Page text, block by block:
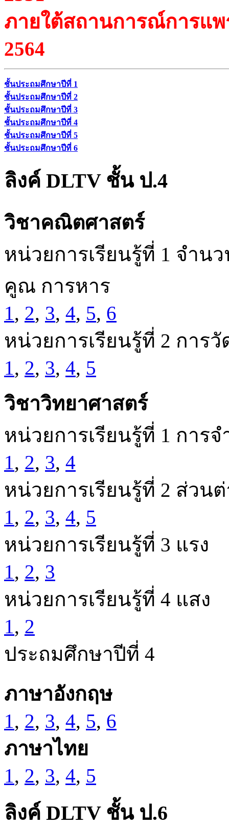
ภายใต้สถานการณ์การแพ
2564
ชั้นประถมศึกษาปีที่ 1
ชั้นประถมศึกษาปีที่ 2
ชั้นประถมศึกษาปีที่ 3
ชั้นประถมศึกษาปีที่ 4
ชั้นประถมศึกษาปีที่ 5
ชั้นประถมศึกษาปีที่ 6
ลิงค์ DLTV ชั้น ป.4
วิชาคณิตศาสตร์
หน่วยการเรียนรู้ที่ 1 จำน
คูณ การหาร
1 , 2, 3, 4, 5, 6
หน่วยการเรียนรู้ที่ 2 การวั
1 , 2, 3, 4, 5
วิชาวิทยาศาสตร์
หน่วยการเรียนรู้ที่ 1 การ
1 , 2, 3, 4
หน่วยการเรียนรู้ที่ 2 ส่วน
1 , 2, 3, 4, 5
หน่วยการเรียนรู้ที่ 3 แรง
1 , 2, 3
หน่วยการเรียนรู้ที่ 4 แสง
1 , 2
ประถมศึกษาปีที่ 4
ภาษาอังกฤษ
1 , 2, 3, 4, 5, 6
ภาษาไทย
1 , 2, 3, 4, 5
ลิงค์ DLTV ชั้น ป.6